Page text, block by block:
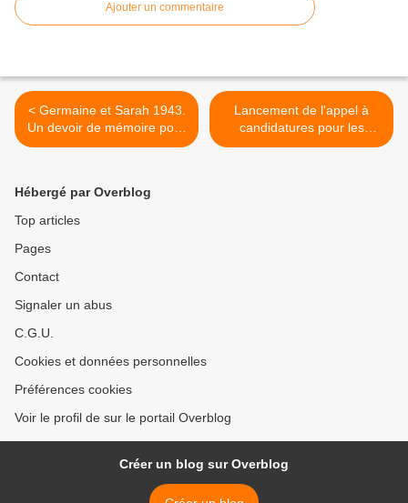
Ajouter un commentaire
< Germaine et Sarah 1943.
Un devoir de mémoire pour
combattre tous les
Lancement de l'appel à
candidatures pour les
présentations de projets au
Hébergé par Overblog
Top articles
Pages
Contact
Signaler un abus
C.G.U.
Cookies et données personnelles
Préférences cookies
Voir le profil de sur le portail Overblog
Créer un blog sur Overblog